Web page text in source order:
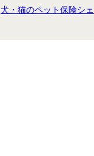
犬・猫のペット保険シ